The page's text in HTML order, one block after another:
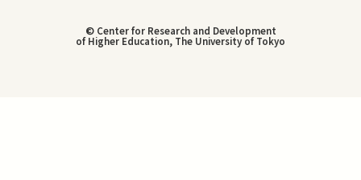
© Center for Research and Development
of Higher Education, The University of Tokyo